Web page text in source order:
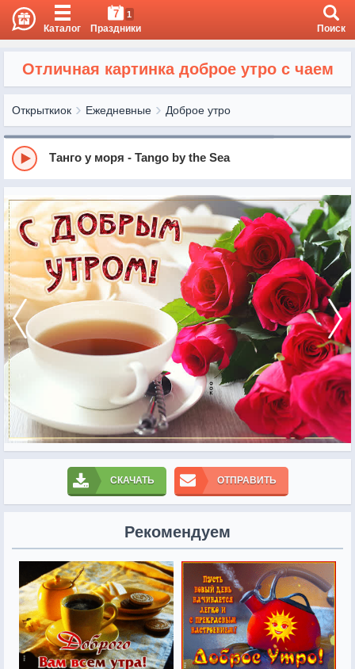
Каталог
7 1
Праздники Поиск
Отличная картинка доброе утро с чаем
Открыткиок Ежедневные Доброе утро
Танго у моря - Tango by the Sea
СКАЧАТЬ ОТПРАВИТЬ
Рекомендуем